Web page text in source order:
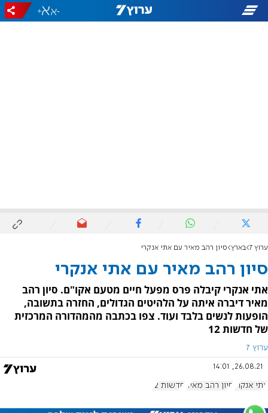
-
+
ערוץ 7 בארץ סיון רהב מאיר עם אתי אנקרי
סיון רהב מאיר עם אתי אנקרי
אתי אנקרי קיבלה פרס מפעל חיים מטעם אקו"ם. סיון רהב
מאיר דיברה איתה על הלהיטים הגדולים, החזרה בתשובה,
הופעות לנשים בלבד ועוד. צפו בכתבה מהמהדורה המרכזית
של חדשות 12
ערוץ 7
26.08.21, 14:01
אתי אנקרי סיון רהב מאיר חדשות 12